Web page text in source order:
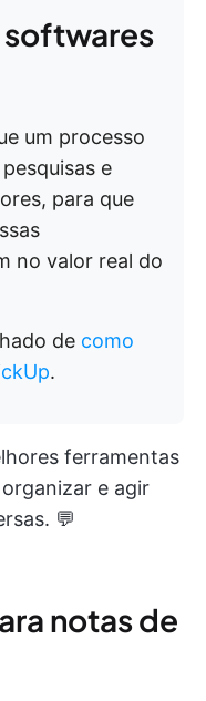
softwares
um processo
e
para que
no valor real do
de como
.
ferramentas
e agir
💬
notas de